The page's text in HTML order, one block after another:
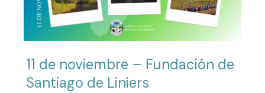
11 de noviembre – Fundación de
Santiago de Liniers